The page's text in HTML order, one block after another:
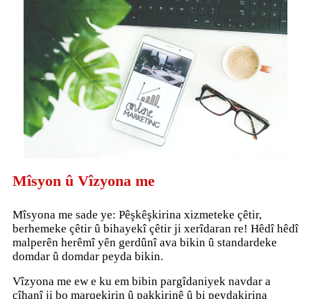
Mîsyon û Vîzyona me
Mîsyona me sade ye: Pêşkêşkirina xizmeteke çêtir,
berhemeke çêtir û bihayekî çêtir ji xerîdaran re! Hêdî hêdî
malperên herêmî yên gerdûnî ava bikin û standardeke
domdar û domdar peyda bikin.
Vîzyona me ew e ku em bibin pargîdaniyek navdar a
cîhanî ji bo marqekirin û pakkirinê û bi peydakirina